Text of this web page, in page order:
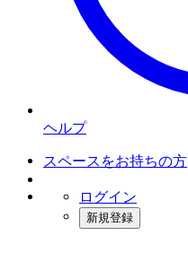
ヘルプ
スペースをお持ちの方
ログイン
新規登録